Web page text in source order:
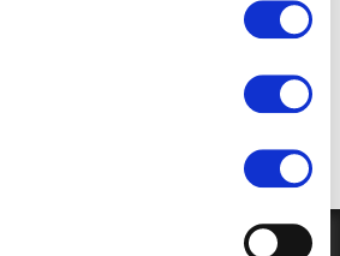
-ba, mely a
és csipkeveréséről nevezetes,
épületeiről
számított.